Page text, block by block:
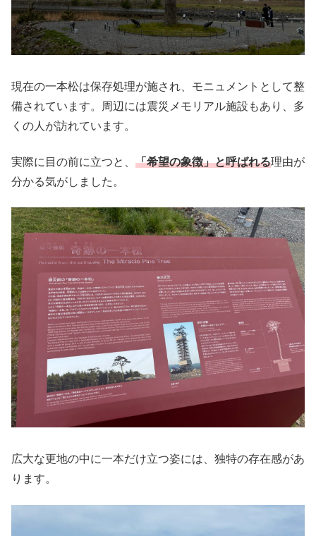
現在の一本松は保存処理が施され、モニュメントとして整
備されています。周辺には震災メモリアル施設もあり、多
くの人が訪れています。
実際に目の前に立つと、 「希望の象徴」と呼ばれる理由が
分かる気がしました。
広大な更地の中に一本だけ立つ姿には、独特の存在感があ
ります。